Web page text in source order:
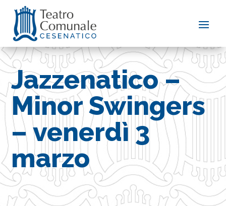
Jazzenatico –
Minor Swingers
– venerdì 3
marzo